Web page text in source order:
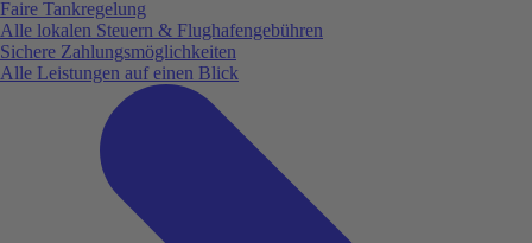
Faire Tankregelung
Alle lokalen Steuern & Flughafengebühren
Sichere Zahlungsmöglichkeiten
Alle Leistungen auf einen Blick